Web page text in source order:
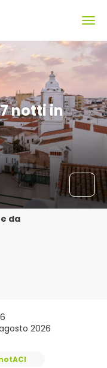
notti in
da
2026